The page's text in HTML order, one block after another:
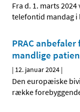
Fra d. 1. marts
telefontid mandag i
PRAC
mandlige
| 12. januar 2024 |
Den europæiske
række